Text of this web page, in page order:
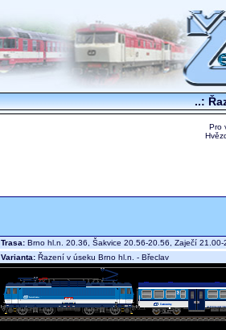
..:
Pro
Trasa: Brno hl.n. 20.36, Šakvice 20.56-20.56, Zaječí
Varianta: Řazení v úseku Brno hl.n. - Břeclav